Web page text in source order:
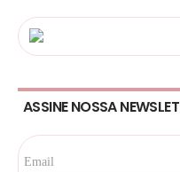
ASSINE NOSSA
Email